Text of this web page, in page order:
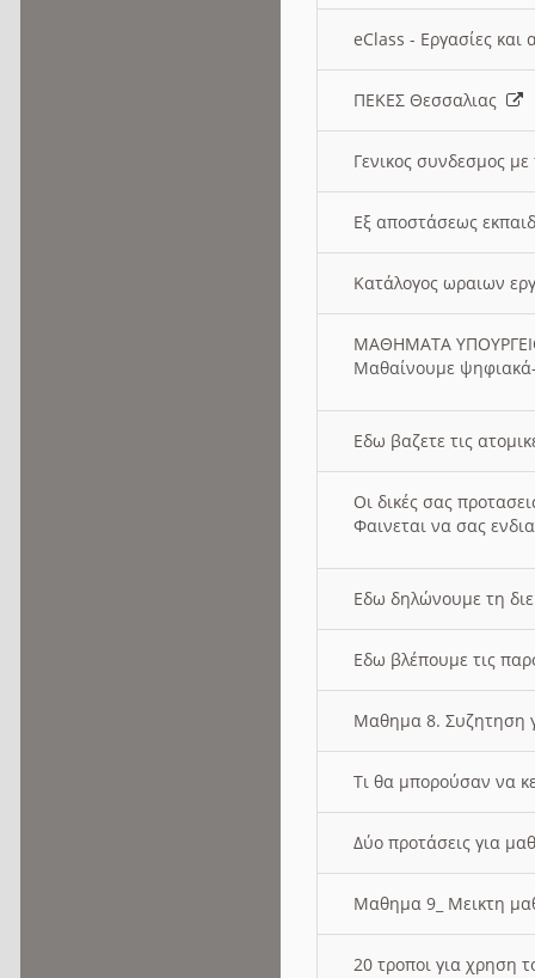
eClass - Εργασίες
ΠΕΚΕΣ Θεσσαλιας
Γενικος συνδεσμος
Εξ αποστάσεως
Κατάλογος ωραιων
ΜΑΘΗΜΑΤΑ
Μαθαίνουμε
Εδω βαζετε τις
Οι δικές σας
Φαινεται να σας
Εδω δηλώνουμε τη
Εδω βλέπουμε τις
Μαθημα 8. Συζητηση
Τι θα μπορούσαν να
Δύο προτάσεις για
Μαθημα 9_ Μεικτη
20 τροποι για χρηση